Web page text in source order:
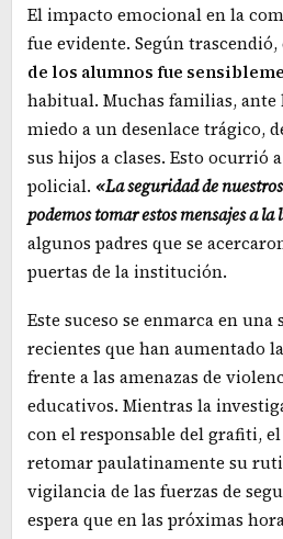
El impacto emocional en la
fue evidente. Según
de los alumnos fue
habitual. Muchas familias,
miedo a un desenlace trágico,
sus hijos a clases. Esto ocurrió
policial. «La seguridad de
podemos tomar estos mensajes a la
algunos padres que se
puertas de la institución.
Este suceso se enmarca en una
recientes que han aumentado
frente a las amenazas de
educativos. Mientras la
con el responsable del grafiti, el
retomar paulatinamente su
vigilancia de las fuerzas de
espera que en las próximas